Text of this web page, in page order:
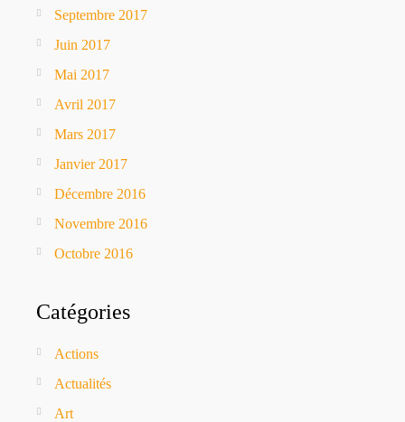
Septembre 2017
Juin 2017
Mai 2017
Avril 2017
Mars 2017
Janvier 2017
Décembre 2016
Novembre 2016
Octobre 2016
Catégories
Actions
Actualités
Art